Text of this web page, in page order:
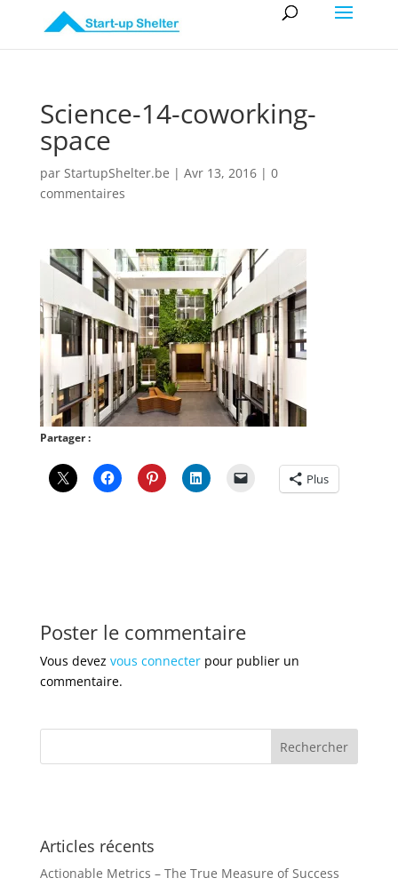
Science-14-coworking-
space
par StartupShelter.be | Avr 13, 2016| 0
commentaires
Partager :
Plus
Poster le commentaire
Vous devez vous connecterpour publier un
commentaire.
Articles récents
Actionable Metrics – The True Measure of Success